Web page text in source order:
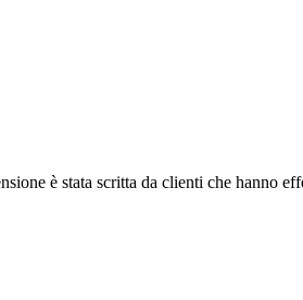
è stata scritta da clienti che hanno